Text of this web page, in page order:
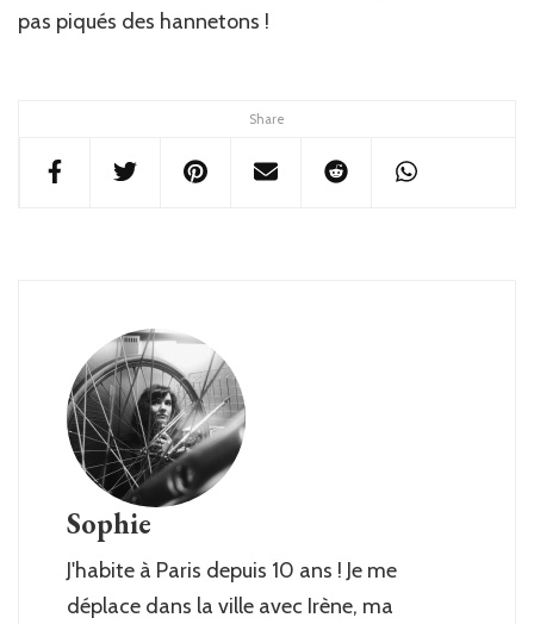
Share
pas piqués des hannetons !
Sophie
J'habite à Paris depuis 10 ans ! Je me
déplace dans la ville avec Irène, ma